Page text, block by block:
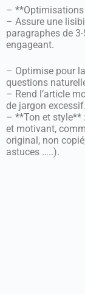
– **Optimisations
– Assure une
paragraphes de
engageant.
– Optimise pour
questions
– Rend l’article
de jargon excessif.
– **Ton et style**
et motivant,
original, non
astuces …..).